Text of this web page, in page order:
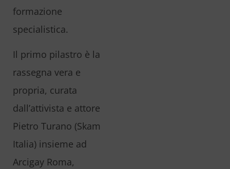
formazione
specialistica.
Il primo pilastro è la
rassegna vera e
propria, curata
dall’attivista e attore
Pietro Turano (Skam
Italia) insieme ad
Arcigay Roma,